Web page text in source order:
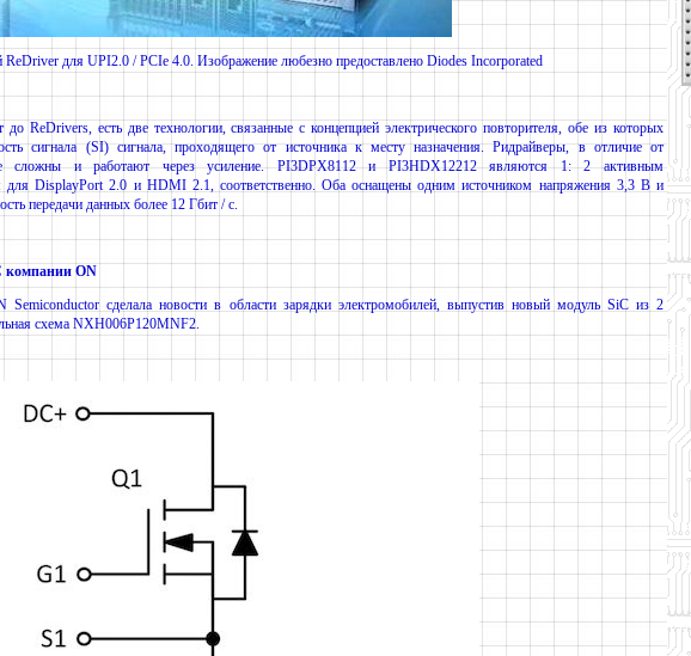
для UPI2.0 / PCIe 4.0. Изображение любезно предоставлено Diodes Incorporated
до ReDrivers, есть две технологии, связанные с концепцией электрического повторителя, обе из которых
сигнала (SI) сигнала, проходящего от источника к месту назначения. Ридрайверы, в отличие от
сложны и работают через усиление. PI3DPX8112 и PI3HDX12212 являются 1: 2 активным
для DisplayPort 2.0 и HDMI 2.1, соответственно. Оба оснащены одним источником напряжения 3,3 В и
передачи данных более 12 Гбит / с.
компании ON
Semiconductor сделала новости в области зарядки электромобилей, выпустив новый модуль SiC из 2
схема NXH006P120MNF2.